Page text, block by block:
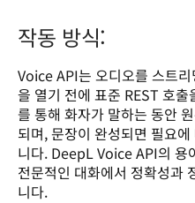
작동 방식:
Voice API는 오디오를 스트
을 열기 전에 표준 REST 호
를 통해 화자가 말하는 동안
되며, 문장이 완성되면 필요
니다. DeepL Voice API의 용
전문적인 대화에서 정확성과
니다.